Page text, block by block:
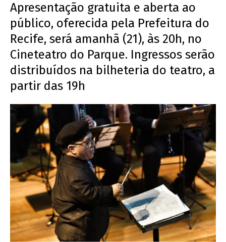
Apresentação gratuita e aberta ao
público, oferecida pela Prefeitura do
Recife, será amanhã (21), às 20h, no
Cineteatro do Parque. Ingressos serão
distribuídos na bilheteria do teatro, a
partir das 19h